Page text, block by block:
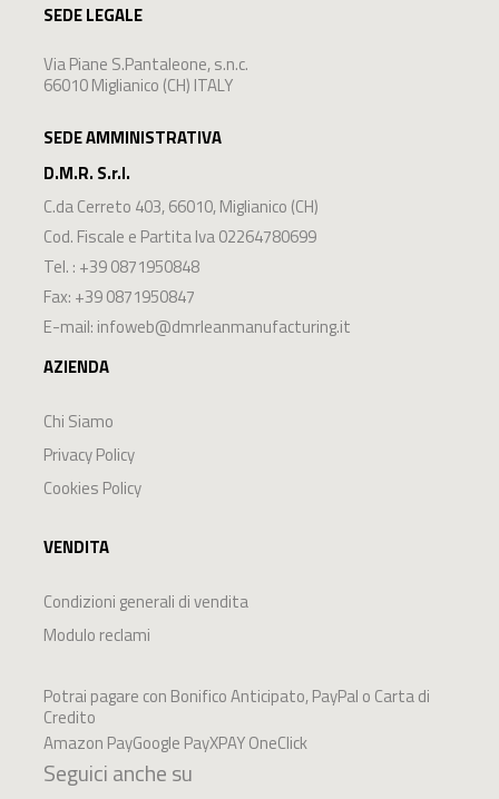
SEDE LEGALE
Via Piane S.Pantaleone, s.n.c.
66010 Miglianico (CH) ITALY
SEDE AMMINISTRATIVA
D.M.R. S.r.l.
C.da Cerreto 403,66010,Miglianico (CH)
Cod. Fiscale e Partita Iva 02264780699
Tel. : +39 0871950848
Fax: +39 0871950847
E-mail: infoweb@dmrleanmanufacturing.it
AZIENDA
Chi Siamo
Privacy Policy
Cookies Policy
VENDITA
Condizioni generali di vendita
Modulo reclami
Potrai pagare con Bonifico Anticipato, PayPal o Carta di
Credito